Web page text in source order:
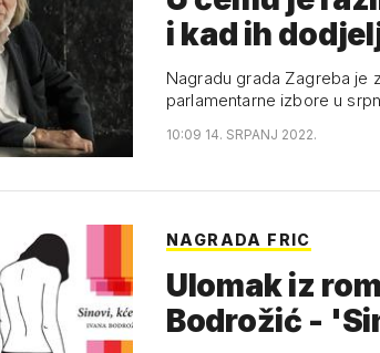
i kad ih
Nagradu grada Zagreba je
parlamentarne izbore u
10:09 14. SRPANJ 2022.
NAGRADA FRIC
Ulomak iz
Bodrožić -